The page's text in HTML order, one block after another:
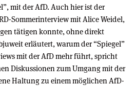
mit der AfD. Auch hier ist der
Sommerinterview mit Alice Weidel,
tätigen konnte, ohne direkt
erläutert, warum der “Spiegel”
mit der AfD mehr führt, spricht
Diskussionen zum Umgang mit der
Haltung zu einem möglichen AfD-